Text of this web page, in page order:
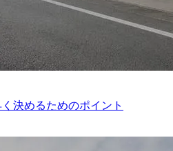
決めるためのポイント